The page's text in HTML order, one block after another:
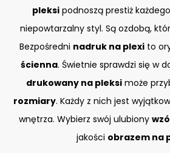
pleksipodnoszą prestiż
niepowtarzalny styl. Są ozdobą,
Bezpośredni nadruk na plexito
ścienna. Świetnie sprawdzi się w
drukowany na pleksimoże
rozmiary. Każdy z nich jest
wnętrza. Wybierz swój ulubiony
jakości obrazem na